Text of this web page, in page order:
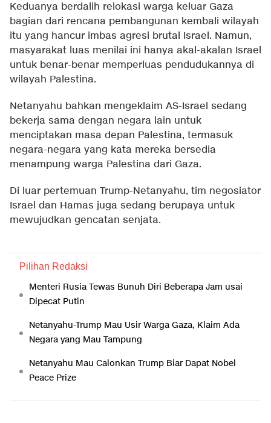
Keduanya berdalih relokasi warga keluar Gaza
bagian dari rencana pembangunan kembali wilayah
itu yang hancur imbas agresi brutal Israel. Namun,
masyarakat luas menilai ini hanya akal-akalan Israel
untuk benar-benar memperluas pendudukannya di
wilayah Palestina.
Netanyahu bahkan mengeklaim AS-Israel sedang
bekerja sama dengan negara lain untuk
menciptakan masa depan Palestina, termasuk
negara-negara yang kata mereka bersedia
menampung warga Palestina dari Gaza.
Di luar pertemuan Trump-Netanyahu, tim negosiator
Israel dan Hamas juga sedang berupaya untuk
mewujudkan gencatan senjata.
Pilihan Redaksi
Menteri Rusia Tewas Bunuh Diri Beberapa Jam usai
Dipecat Putin
Netanyahu-Trump Mau Usir Warga Gaza, Klaim Ada
Negara yang Mau Tampung
Netanyahu Mau Calonkan Trump Biar Dapat Nobel
Peace Prize